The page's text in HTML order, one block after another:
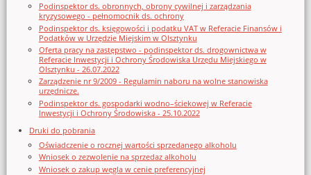
Podinspektor ds. obronnych, obrony cywilnej i zarządzania
kryzysowego - pełnomocnik ds. ochrony
Podinspektor ds. księgowości i podatku VAT w Referacie Finansów i
Podatków w Urzędzie Miejskim w Olsztynku
Oferta pracy na zastępstwo - podinspektor ds. drogownictwa w
Referacie Inwestycji i Ochrony Środowiska Urzędu Miejskiego w
Olsztynku - 26.07.2022
Zarządzenie nr 9/2009 - Regulamin naboru na wolne stanowiska
urzędnicze.
Podinspektor ds. gospodarki wodno–ściekowej w Referacie
Inwestycji i Ochrony Środowiska - 25.10.2022
Druki do pobrania
Oświadczenie o rocznej wartości sprzedanego alkoholu
Wniosek o zezwolenie na sprzedaz alkoholu
Wniosek o zakup węgla w cenie preferencyjnej